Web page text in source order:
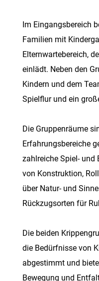
Im Eingangsbereich
Familien mit
Elternwartebereich,
einlädt. Neben den
Kindern und dem
Spielflur und ein
Die Gruppenräume
Erfahrungsbereiche
zahlreiche Spiel-
von Konstruktion,
über Natur- und
Rückzugsorten für
Die beiden
die Bedürfnisse von
abgestimmt und
Bewegung und